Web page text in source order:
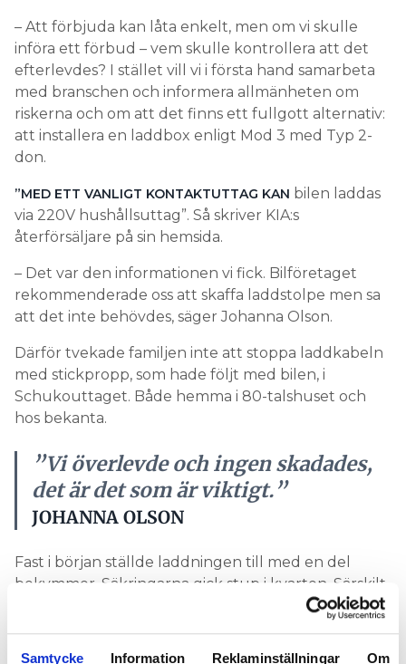
Samtycke Information Reklaminställningar Om
– Att förbjuda kan låta enkelt, men om vi skulle
införa ett förbud – vem skulle kontrollera att det
efterlevdes? I stället vill vi i första hand samarbeta
med branschen och informera allmänheten om
riskerna och om att det finns ett fullgott alternativ:
att installera en laddbox enligt Mod 3 med Typ 2-
don.
”MED ETT VANLIGT KONTAKTUTTAG KAN bilen laddas
via 220V hushållsuttag”. Så skriver KIA:s
återförsäljare på sin hemsida.
– Det var den informationen vi fick. Bilföretaget
rekommenderade oss att skaffa laddstolpe men sa
att det inte behövdes, säger Johanna Olson.
Därför tvekade familjen inte att stoppa laddkabeln
med stickpropp, som hade följt med bilen, i
Schukouttaget. Både hemma i 80-talshuset och
hos bekanta.
”Vi överlevde och ingen skadades,
det är det som är viktigt.”
JOHANNA OLSON
Fast i början ställde laddningen till med en del
bekymmer. Säkringarna gick stup i kvarten. Särskilt
när tvättmaskinen kördes samtidigt som bilen
elektriker, något som bilföretaget också hade